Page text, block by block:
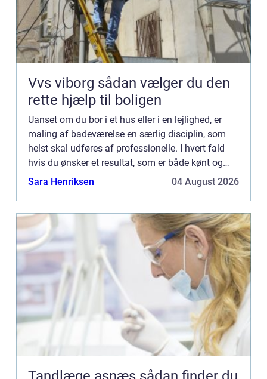
Vvs viborg sådan vælger du den
rette hjælp til boligen
Uanset om du bor i et hus eller i en lejlighed, er
maling af badeværelse en særlig disciplin, som
helst skal udføres af professionelle. I hvert fald
hvis du ønsker et resultat, som er både kønt og
funktionelt. E...
Sara Henriksen 04 August 2026